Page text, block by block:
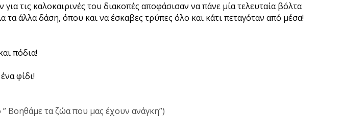
τις καλοκαιρινές του διακοπές αποφάσισαν να πάνε μία τελευταία βόλτα
άλλα δάση, όπου και να έσκαβες τρύπες όλο και κάτι πεταγόταν από μέσα!
πόδια!
φίδι!
Βοηθάμε τα ζώα που μας έχουν ανάγκη”)